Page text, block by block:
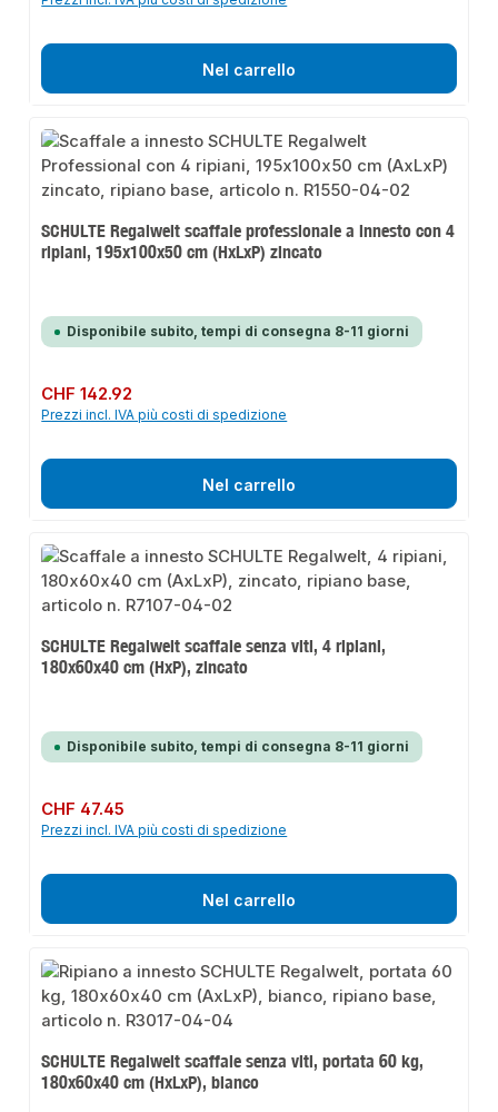
Nel carrello
SCHULTE Regalwelt scaffale professionale a innesto con 4
ripiani, 195x100x50 cm (HxLxP) zincato
Disponibile subito, tempi di consegna 8-11 giorni
Prezzo normale:
CHF 142.92
Prezzi incl. IVA più costi di spedizione
Nel carrello
SCHULTE Regalwelt scaffale senza viti, 4 ripiani,
180x60x40 cm (HxP), zincato
Disponibile subito, tempi di consegna 8-11 giorni
Prezzo normale:
CHF 47.45
Prezzi incl. IVA più costi di spedizione
Nel carrello
SCHULTE Regalwelt scaffale senza viti, portata 60 kg,
180x60x40 cm (HxLxP), bianco